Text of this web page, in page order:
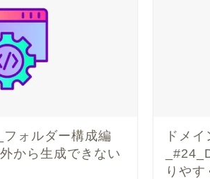
フォルダー構成編
から生成できない
ドメ
りやす